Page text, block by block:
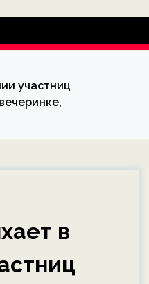
участниц
в